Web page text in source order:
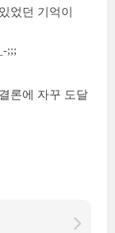
었던 기억이
;;;
론에 자꾸 도달